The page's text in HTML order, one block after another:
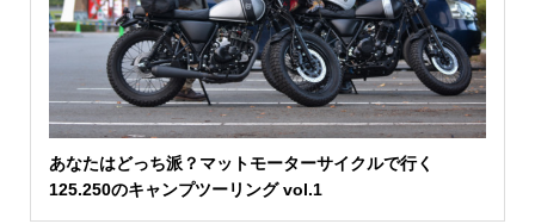
あなたはどっち派？マットモーターサイクルで行く
125.250のキャンプツーリング vol.1